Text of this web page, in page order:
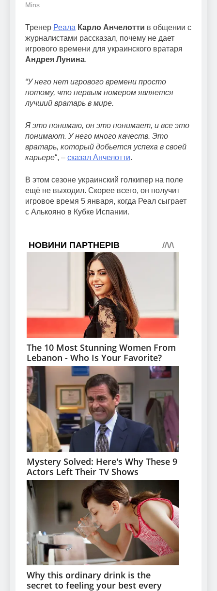
Mins
Тренер Реала Карло Анчелотти в общении с
журналистами рассказал, почему не дает
игрового времени для украинского вратаря
Андрея Лунина.
“У него нет игрового времени просто
потому, что первым номером является
лучший вратарь в мире.
Я это понимаю, он это понимает, и все это
понимают. У него много качеств. Это
вратарь, который добьется успеха в своей
карьере“, – сказал Анчелотти.
В этом сезоне украинский голкипер на поле
ещё не выходил. Скорее всего, он получит
игровое время 5 января, когда Реал сыграет
с Алькояно в Кубке Испании.